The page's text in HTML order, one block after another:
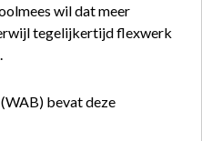
wil dat meer
tegelijkertijd flexwerk
bevat deze